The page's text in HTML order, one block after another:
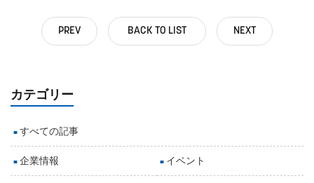
PREV BACK TO LIST NEXT
カテゴリー
すべての記事
企業情報 イベント